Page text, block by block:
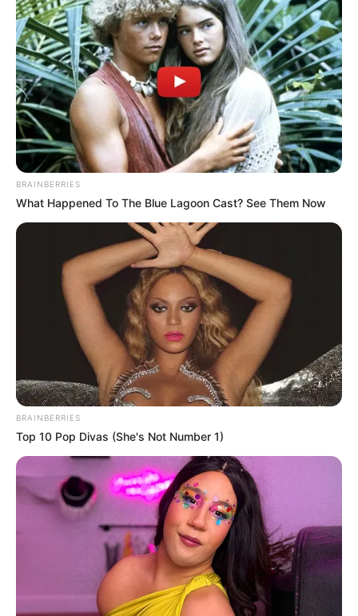
BRAINBERRIES
What Happened To The Blue Lagoon Cast? See Them Now
BRAINBERRIES
Top 10 Pop Divas (She's Not Number 1)